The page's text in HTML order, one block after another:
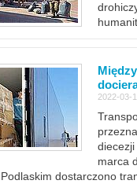
2022-03-
diecezji
marca
dostarczono